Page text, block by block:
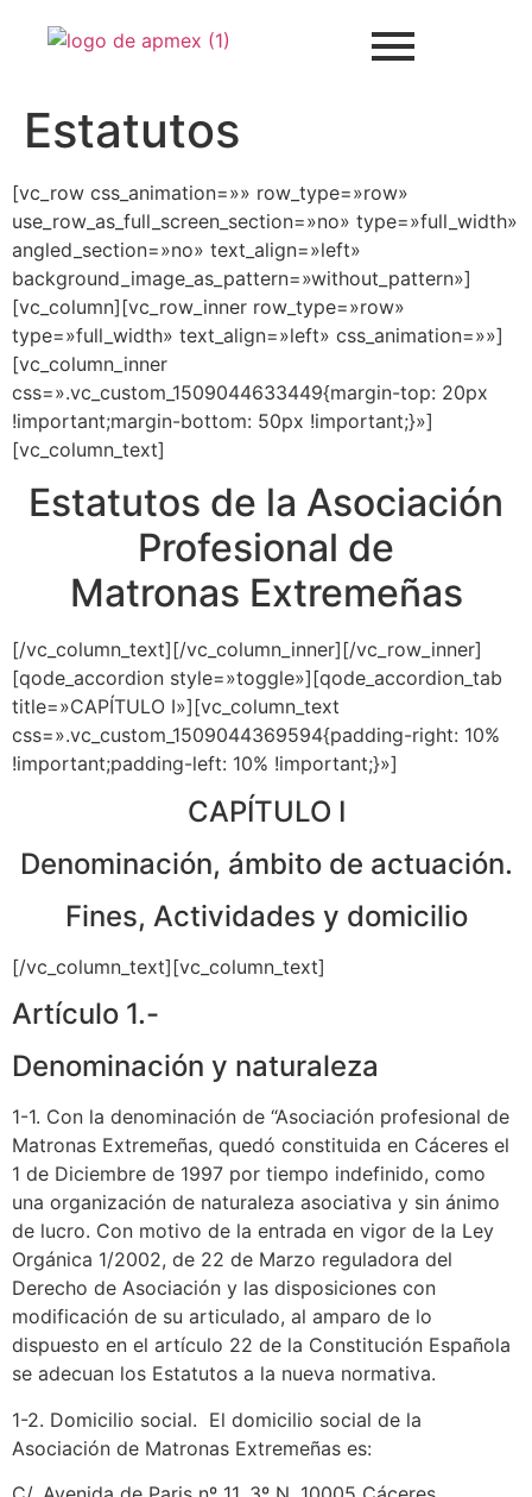
Estatutos
[vc_row css_animation=»» row_type=»row»
use_row_as_full_screen_section=»no» type=»full_width»
angled_section=»no» text_align=»left»
background_image_as_pattern=»without_pattern»]
[vc_column][vc_row_inner row_type=»row»
type=»full_width» text_align=»left» css_animation=»»]
[vc_column_inner
css=».vc_custom_1509044633449{margin-top: 20px
!important;margin-bottom: 50px !important;}»]
[vc_column_text]
Estatutos de la Asociación
Profesional de
Matronas Extremeñas
[/vc_column_text][/vc_column_inner][/vc_row_inner]
[qode_accordion style=»toggle»][qode_accordion_tab
title=»CAPÍTULO I»][vc_column_text
css=».vc_custom_1509044369594{padding-right: 10%
!important;padding-left: 10% !important;}»]
CAPÍTULO I
Denominación, ámbito de actuación.
Fines, Actividades y domicilio
[/vc_column_text][vc_column_text]
Artículo 1.-
Denominación y naturaleza
1-1. Con la denominación de “Asociación profesional de
Matronas Extremeñas, quedó constituida en Cáceres el
1 de Diciembre de 1997 por tiempo indefinido, como
una organización de naturaleza asociativa y sin ánimo
de lucro. Con motivo de la entrada en vigor de la Ley
Orgánica 1/2002, de 22 de Marzo reguladora del
Derecho de Asociación y las disposiciones con
modificación de su articulado, al amparo de lo
dispuesto en el artículo 22 de la Constitución Española
se adecuan los Estatutos a la nueva normativa.
1-2. Domicilio social. El domicilio social de la
Asociación de Matronas Extremeñas es: